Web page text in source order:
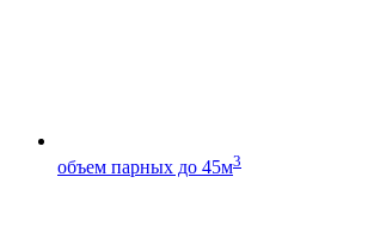
объем парных до 45м3